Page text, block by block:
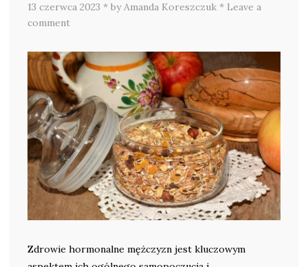
13 czerwca 2023 * by Amanda Koreszczuk * Leave a
comment
Zdrowie hormonalne mężczyzn jest kluczowym